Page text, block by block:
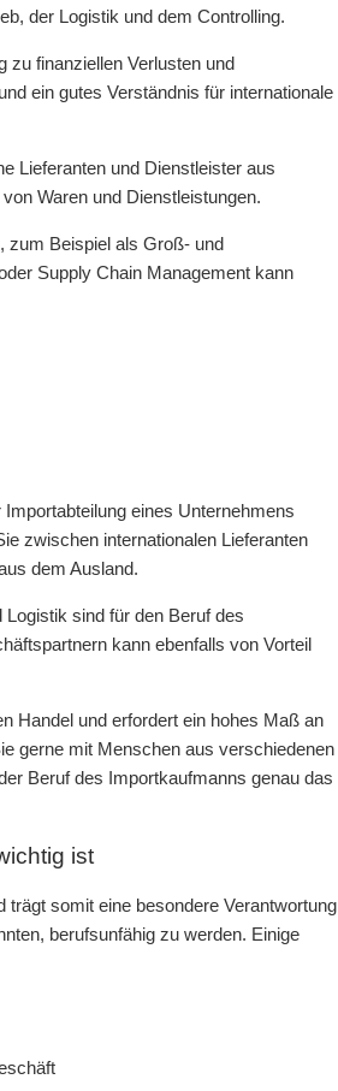
der Logistik und dem Controlling.
zu finanziellen Verlusten und
ein gutes Verständnis für internationale
Lieferanten und Dienstleister aus
Waren und Dienstleistungen.
zum Beispiel als Groß- und
Supply Chain Management kann
eines Unternehmens
zwischen internationalen Lieferanten
dem Ausland.
sind für den Beruf des
kann ebenfalls von Vorteil
Handel und erfordert ein hohes Maß an
gerne mit Menschen aus verschiedenen
Beruf des Importkaufmanns genau das
ist
somit eine besondere Verantwortung
berufsunfähig zu werden. Einige